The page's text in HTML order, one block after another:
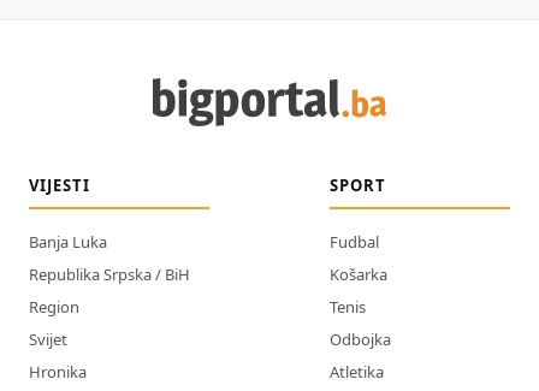
VIJESTI
Banja Luka
Republika Srpska / BiH
Region
Svijet
Hronika
SPORT
Fudbal
Košarka
Tenis
Odbojka
Atletika